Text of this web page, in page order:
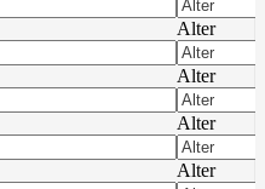
Alter
Alter
Alter
Alter